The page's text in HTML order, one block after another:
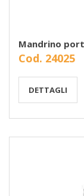
Mandrino
Cod. 24025
DETTAGLI